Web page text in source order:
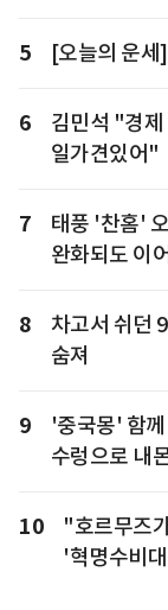
5 [오늘의 운세
6
김민석 "경
일가견있어"
7
태풍 '찬홈'
완화되도 이
8
차고서 쉬던
숨져
9
'중국몽' 함
수렁으로 내
10
"호르무즈
'혁명수비